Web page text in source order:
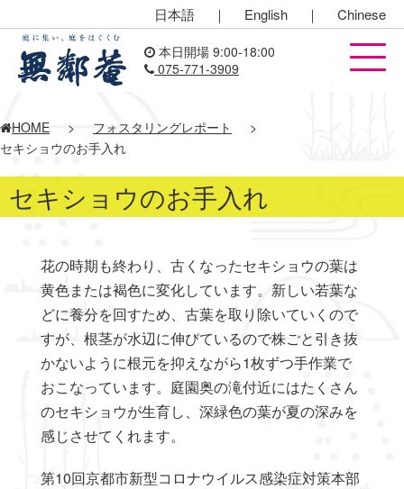
日本語 ｜ English ｜ Chinese
本日開場 9:00-18:00
075-771-3909
HOME > フォスタリングレポート
>
セキショウのお手入れ
セキショウのお手入れ
花の時期も終わり、古くなったセキショウの葉は
黄色または褐色に変化しています。新しい若葉な
どに養分を回すため、古葉を取り除いていくので
すが、根茎が水辺に伸びているので株ごと引き抜
かないように根元を抑えながら1枚ずつ手作業で
おこなっています。庭園奥の滝付近にはたくさん
のセキショウが生育し、深緑色の葉が夏の深みを
感じさせてくれます。
第10回京都市新型コロナウイルス感染症対策本部